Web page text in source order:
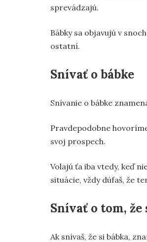
sprevádzajú.
Bábky sa objavujú v
ostatní.
Snívať o bábke
Snívanie o bábke
Pravdepodobne
svoj prospech.
Volajú ťa iba vtedy, keď
situácie, vždy dúfaš, že
Snívať o tom, že
Ak snívaš, že si bábka,